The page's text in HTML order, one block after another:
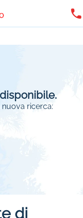
ricerca:
di